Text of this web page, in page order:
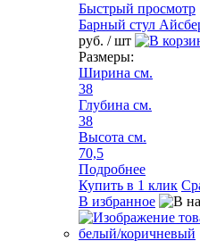
Быстрый просмотр
Барный стул
руб. / шт
Размеры:
Ширина см.
38
Глубина см.
38
Высота см.
70,5
Подробнее
Купить в 1 клик
В избранное